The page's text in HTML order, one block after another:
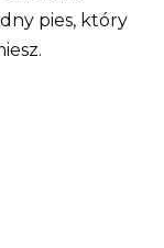
pies, który